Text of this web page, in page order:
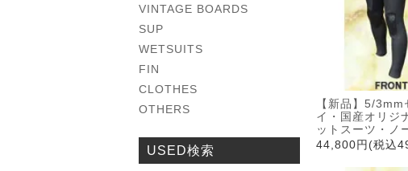
【新品】5/3mm
イ・国産オリジ
ットスーツ・ノ
44,800円(税込
VINTAGE BOARDS
SUP
WETSUITS
FIN
CLOTHES
OTHERS
USED検索